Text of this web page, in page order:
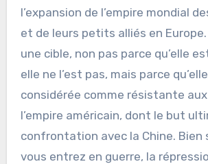
l’expansion de l’empire mondial
et de leurs petits alliés en
une cible, non pas parce qu’elle
elle ne l’est pas, mais parce
considérée comme résistante
l’empire américain, dont le but
confrontation avec la Chine. Bien
vous entrez en guerre, la